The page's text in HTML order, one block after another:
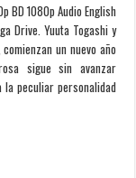
BD 1080p Audio English
Drive. Yuuta Togashi y
un nuevo año
sigue sin avanzar
peculiar personalidad